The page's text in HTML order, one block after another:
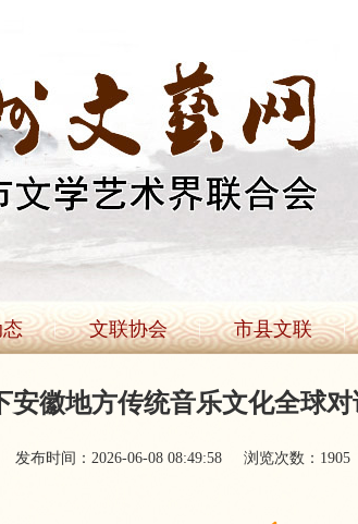
文联协会 市县文联
安徽地方传统音乐文化全球
发布时间：2026-06-08 08:49:58 浏览次数： 1905